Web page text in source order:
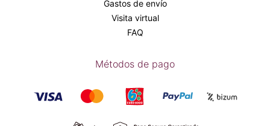
Gastos de envío
Visita virtual
FAQ
Métodos de pago